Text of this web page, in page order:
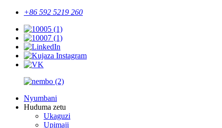
+86 592 5219 260
Nyumbani
Huduma zetu
Ukaguzi
Upimaji